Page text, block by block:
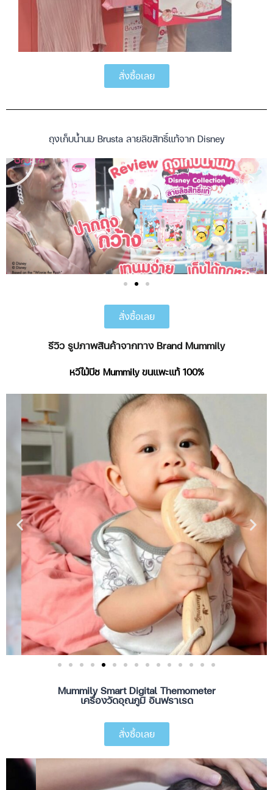
สั่งซื้อเลย
ถุงเก็บน้ำนม Brusta ลายลิขสิทธิ์แท้จาก Disney
สั่งซื้อเลย
รีวิว รูปภาพสินค้าจากทาง Brand Mummily
หวีไม้บีช Mummily ขนแพะแท้ 100%
Mummily Smart Digital Themometer
เครื่องวัดอุณภูมิ อินฟราเรด
สั่งซื้อเลย